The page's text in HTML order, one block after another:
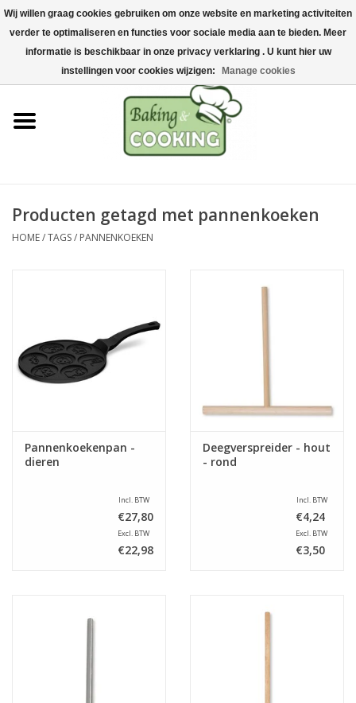
Home
Bak-& kookgerei
Machines & onderdelen
Chocolade & ijsbereiding
Hygiëne & opslag
Producten getagd met pannenkoeken
HOME/TAGS/ PANNENKOEKEN
Pannenkoekenpan -
dieren
Incl. BTW
€27,80
Excl. BTW
€22,98
Deegverspreider - hout
- rond
Incl. BTW
€4,24
Excl. BTW
€3,50
Wij willen graag cookies gebruiken om onze website en marketing activiteiten
verder te optimaliseren en functies voor sociale media aan te bieden. Meer
informatie is beschikbaar in onze privacy verklaring . U kunt hier uw
instellingen voor cookies wijzigen:
Manage cookies